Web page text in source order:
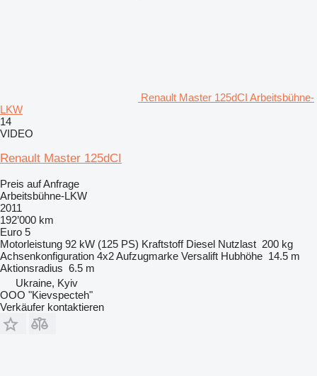
Renault Master 125dCI Arbeitsbühne-
LKW
14
VIDEO
Renault Master 125dCI
Preis auf Anfrage
Arbeitsbühne-LKW
2011
192’000 km
Euro 5
Motorleistung 92 kW (125 PS) Kraftstoff Diesel Nutzlast 200 kg
Achsenkonfiguration 4x2Aufzugmarke Versalift Hubhöhe 14.5 m
Aktionsradius 6.5 m
Ukraine, Kyiv
OOO "Kievspecteh"
Verkäufer kontaktieren